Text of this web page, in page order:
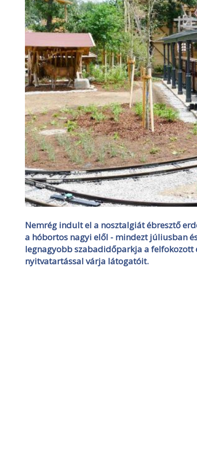
Nemrég indult el a nosztalgiát ébresztő
a hóbortos nagyi elől ­- mindezt júliusban
legnagyobb szabadidőparkja a felfokozott
nyitvatartással várja látogatóit.